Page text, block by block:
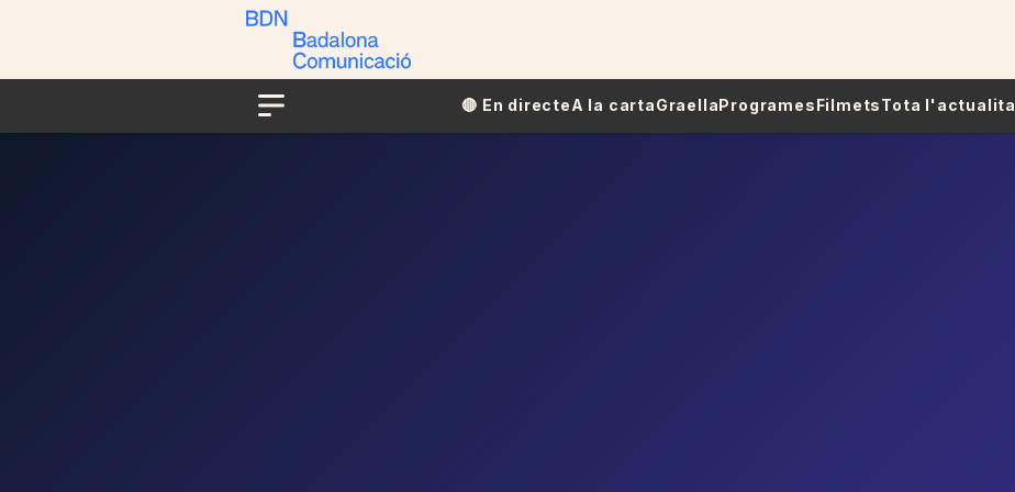
Menu
🔴​​ En directeA la cartaGraellaProgramesFilmetsTota